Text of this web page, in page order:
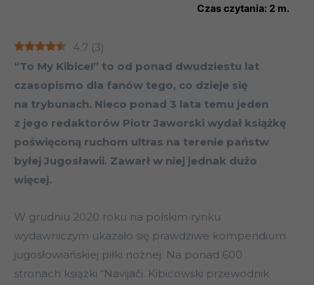
Czas czytania: 2 m.
4.7 (3)
“To My Kibice!” to od ponad dwudziestu lat
czasopismo dla fanów tego, co dzieje się
na trybunach. Nieco ponad 3 lata temu jeden
z jego redaktorów Piotr Jaworski wydał książkę
poświęconą ruchom ultras na terenie państw
byłej Jugosławii. Zawarł w niej jednak dużo
więcej.
W grudniu 2020 roku na polskim rynku
wydawniczym ukazało się prawdziwe kompendium
jugosłowiańskiej piłki nożnej. Na ponad 600
stronach książki “Navijači. Kibicowski przewodnik